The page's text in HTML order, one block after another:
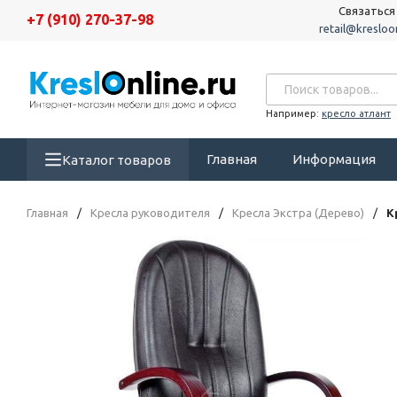
+7 (910) 270-37-98
Например: кресло атлант
Каталог товаров Главная Информация
Главная / Кресла руководителя / Кресла Экстра (Дерево) /